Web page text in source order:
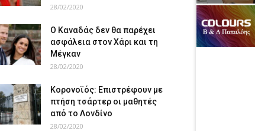
28/02/2020
Ο Καναδάς δεν θα παρέχει
ασφάλεια στον Χάρι και τη
Μέγκαν
28/02/2020
Κορονοϊός: Επιστρέφουν με
πτήση τσάρτερ οι μαθητές
από το Λονδίνο
28/02/2020